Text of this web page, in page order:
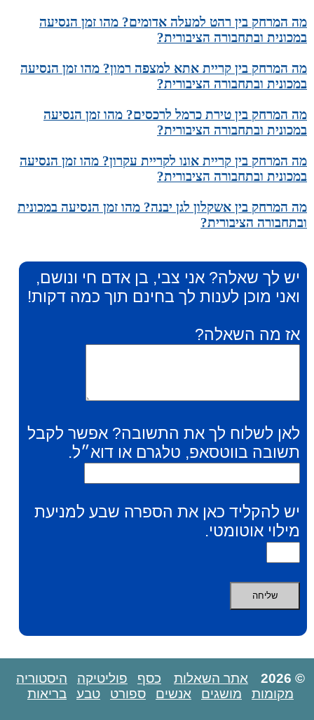
מה המרחק בין רהט למעלה אדומים? מהו זמן הנסיעה
במכונית ובתחבורה הציבורית?
מה המרחק בין קריית אתא למצפה רמון? מהו זמן הנסיעה
במכונית ובתחבורה הציבורית?
מה המרחק בין טירת כרמל לרכסים? מהו זמן הנסיעה
במכונית ובתחבורה הציבורית?
מה המרחק בין קריית אונו לקריית עקרון? מהו זמן הנסיעה
במכונית ובתחבורה הציבורית?
מה המרחק בין אשקלון לגן יבנה? מהו זמן הנסיעה במכונית
ובתחבורה הציבורית?
יש לך שאלה? אני צבי, בן אדם חי ונושם,
ואני מוכן לענות לך בחינם תוך כמה דקות!
אז מה השאלה?
לאן לשלוח לך את התשובה? אפשר לקבל
תשובה בווטסאפ, טלגרם או דוא״ל.
יש להקליד כאן את הספרה שבע למניעת
מילוי אוטומטי.
© 2026 אתר השאלות כסף פוליטיקה
היסטוריה
מקומות
מושגים אנשים ספורט טבע בריאות